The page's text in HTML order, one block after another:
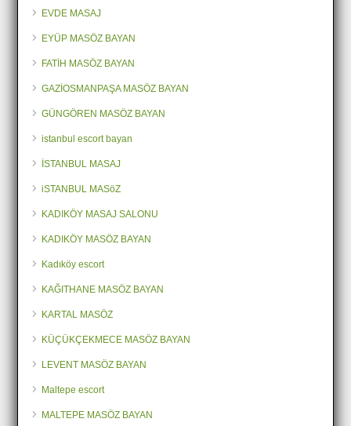
EVDE MASAJ
EYÜP MASÖZ BAYAN
FATİH MASÖZ BAYAN
GAZİOSMANPAŞA MASÖZ BAYAN
GÜNGÖREN MASÖZ BAYAN
istanbul escort bayan
İSTANBUL MASAJ
iSTANBUL MASöZ
KADIKÖY MASAJ SALONU
KADIKÖY MASÖZ BAYAN
Kadıköy escort
KAĞITHANE MASÖZ BAYAN
KARTAL MASÖZ
KÜÇÜKÇEKMECE MASÖZ BAYAN
LEVENT MASÖZ BAYAN
Maltepe escort
MALTEPE MASÖZ BAYAN